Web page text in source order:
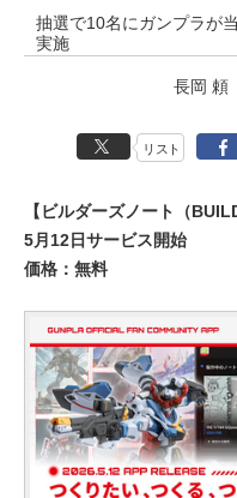
抽選で10名にガンプラが
実施
長岡 頼
リスト
【ビルダーズノート（
5月12日サービス開始
価格：無料